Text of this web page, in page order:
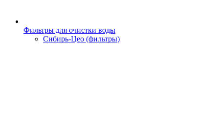
Фильтры для очистки воды
Сибирь-Цео (фильтры)